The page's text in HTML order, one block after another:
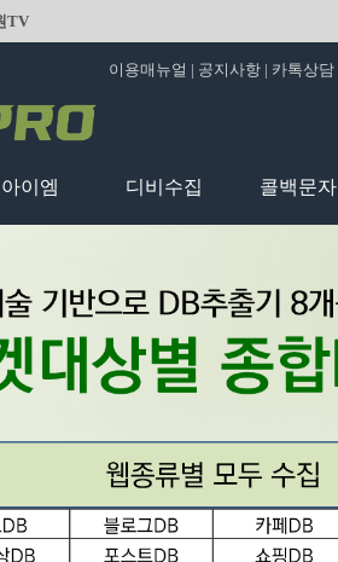
TV
이용매뉴얼 | 공지사항 | 카톡상담
아이엠 디비수집 콜백문자